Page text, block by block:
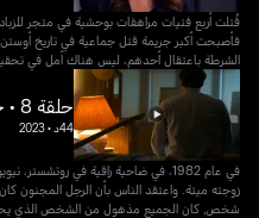
فأصبحت أكبر جريمة قتل جماعية في تاريخ
الشرطة باعتقال أحدهم، ليس هناك أمل في
حلقة 8 • جريمة قتل بالفأس في برايتون
44د •
2023
في عام 1982، في ضاحية راقية في
شخص, كان الجميع مذهول من الشخص الذي